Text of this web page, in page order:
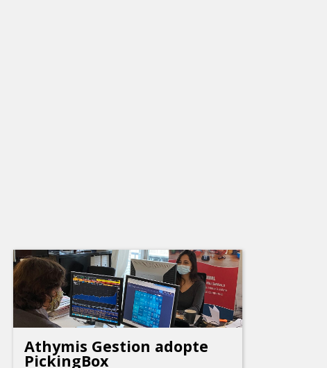
Athymis Gestion adopte
PickingBox